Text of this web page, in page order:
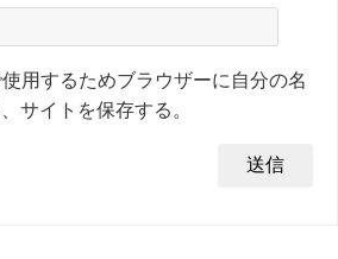
用するためブラウザーに自分の名
サイトを保存する。